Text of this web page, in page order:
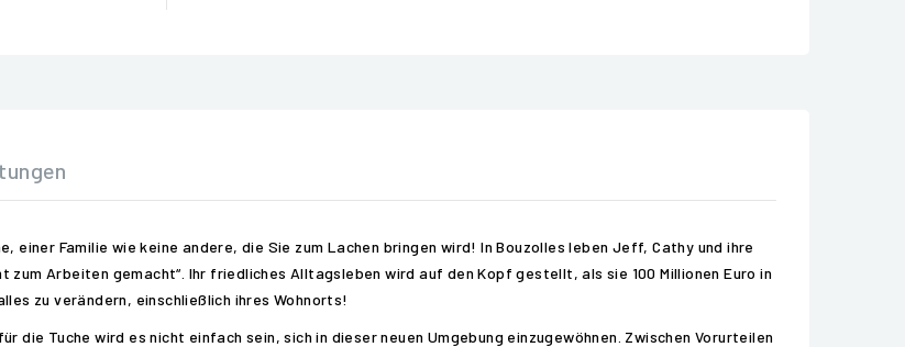
einer Familie wie keine andere, die Sie zum Lachen bringen wird! In Bouzolles leben Jeff, Cathy und ihre
zum Arbeiten gemacht“. Ihr friedliches Alltagsleben wird auf den Kopf gestellt, als sie 100 Millionen Euro in
zu verändern, einschließlich ihres Wohnorts!
die Tuche wird es nicht einfach sein, sich in dieser neuen Umgebung einzugewöhnen. Zwischen Vorurteilen